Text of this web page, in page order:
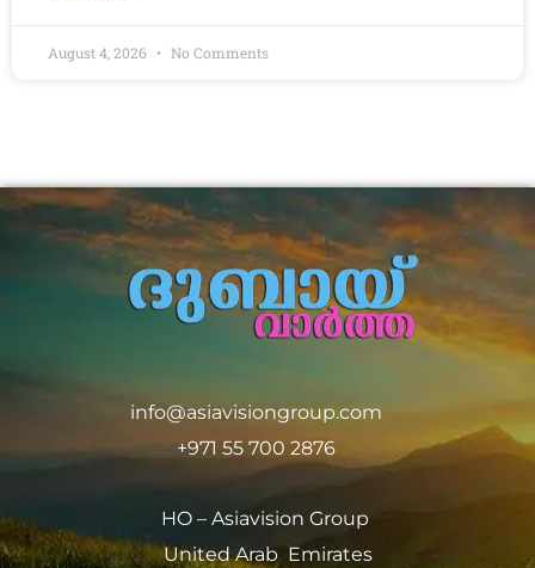
August 4, 2026 No Comments
info@asiavisiongroup.com
+971 55 700 2876
HO – Asiavision Group
United Arab Emirates